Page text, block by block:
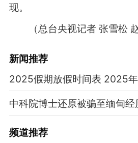
现。
（总台央视记者 张雪松 赵
新闻推荐
频道推荐